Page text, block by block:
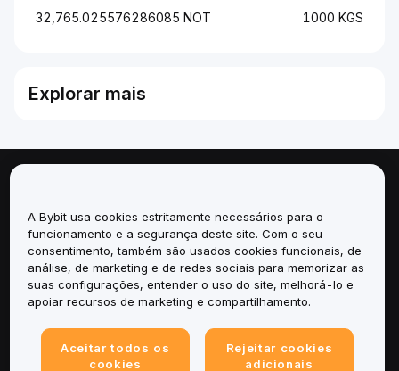
32,765.025576286085 NOT 1000 KGS
Explorar mais
Serviços
Suporte
A Bybit usa cookies estritamente necessários para o
funcionamento e a segurança deste site. Com o seu
consentimento, também são usados cookies funcionais, de
análise, de marketing e de redes sociais para memorizar as
suas configurações, entender o uso do site, melhorá-lo e
apoiar recursos de marketing e compartilhamento.
Aceitar todos os
cookies
Rejeitar cookies
adicionais